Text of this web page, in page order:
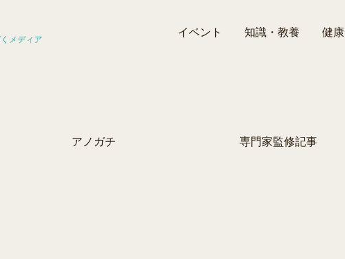
メディア イベント 知識・教養 健康
アノガチ 専門家監修記事